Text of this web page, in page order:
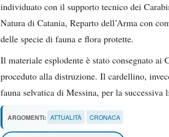
individuato con il supporto tecnico dei
Natura di Catania, Reparto dell’Arma con
delle specie di fauna e flora protette.
Il materiale esplodente è stato consegnato
proceduto alla distruzione. Il cardellino,
fauna selvatica di Messina, per la successiva
ARGOMENTI: ATTUALITÀ CRONACA